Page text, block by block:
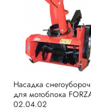
Насадка
для мотоблока
02.04.02